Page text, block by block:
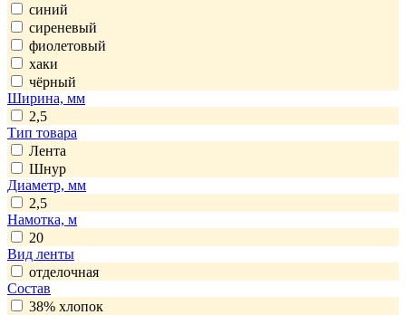
синий
сиреневый
фиолетовый
хаки
чёрный
Ширина, мм
2,5
Тип товара
Лента
Шнур
Диаметр, мм
2,5
Намотка, м
20
Вид ленты
отделочная
Состав
38% хлопок